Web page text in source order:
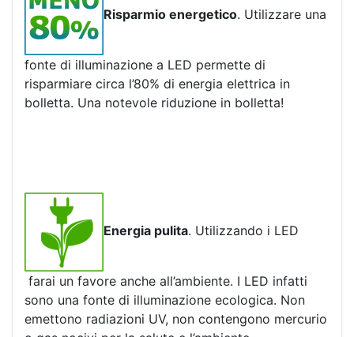
Risparmio energetico. Utilizzare una
fonte di illuminazione a LED permette di
risparmiare circa l’80% di energia elettrica in
bolletta. Una notevole riduzione in bolletta!
Energia pulita. Utilizzando i LED
farai un favore anche all’ambiente. I LED infatti
sono una fonte di illuminazione ecologica. Non
emettono radiazioni UV, non contengono mercurio